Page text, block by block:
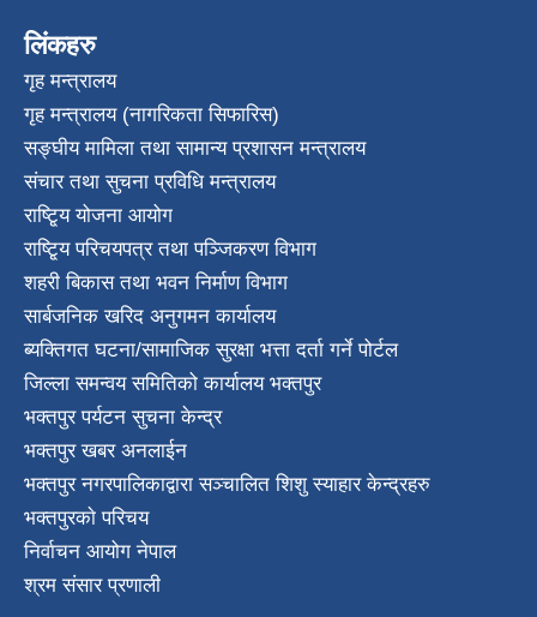
लिंकहरु
गृह मन्त्रालय
गृह मन्त्रालय (नागरिकता सिफारिस)
सङ्घीय मामिला तथा सामान्य प्रशासन मन्त्रालय
संचार तथा सुचना प्रविधि मन्त्रालय
राष्टि्ृय योजना आयोग
राष्टि्ृय परिचयपत्र तथा पञ्जिकरण विभाग
शहरी बिकास तथा भवन निर्माण विभाग
सार्बजनिक खरिद अनुगमन कार्यालय
ब्यक्तिगत घटना/सामाजिक सुरक्षा भत्ता दर्ता गर्ने पोर्टल
जिल्ला समन्वय समितिको कार्यालय भक्तपुर
भक्तपुर पर्यटन सुचना केन्द्र
भक्तपुर खबर अनलाईन
भक्तपुर नगरपालिकाद्वारा सञ्चालित शिशु स्याहार केन्द्रहरु
भक्तपुरकाे परिचय
निर्वाचन आयोग नेपाल
श्रम संसार प्रणाली